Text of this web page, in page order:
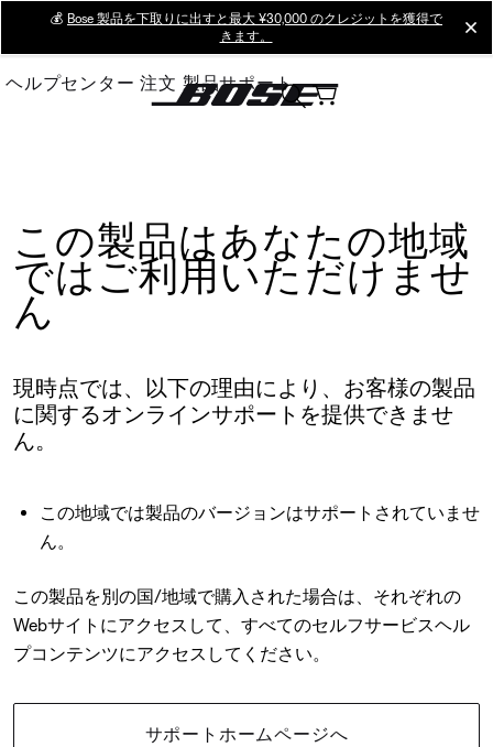
Main
💰 Bose 製品を下取りに出すと最大 ¥30,000 のクレジットを獲得で
きます。
ヘルプセンター 注文 製品サポート
この製品はあなたの地域
ではご利用いただけませ
ん
現時点では、以下の理由により、お客様の製品
に関するオンラインサポートを提供できませ
ん。
この地域では製品のバージョンはサポートされていませ
ん。
この製品を別の国/地域で購入された場合は、それぞれの
Webサイトにアクセスして、すべてのセルフサービスヘル
プコンテンツにアクセスしてください。
サポートホームページへ